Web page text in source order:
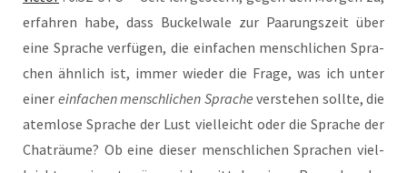
erfah­ren habe, dass Buckel­wa­le zur Paa­rungs­zeit über
eine Spra­che ver­fü­gen, die ein­fa­chen mensch­li­chen Spra­
chen ähn­lich ist, immer wie­der die Fra­ge, was ich unter
einer ein­fa­chen mensch­li­chen Spra­che ver­ste­hen soll­te, die
atem­lo­se Spra­che der Lust viel­leicht oder die Spra­che der
Chat­räu­me? Ob eine die­ser mensch­li­chen Spra­chen viel­